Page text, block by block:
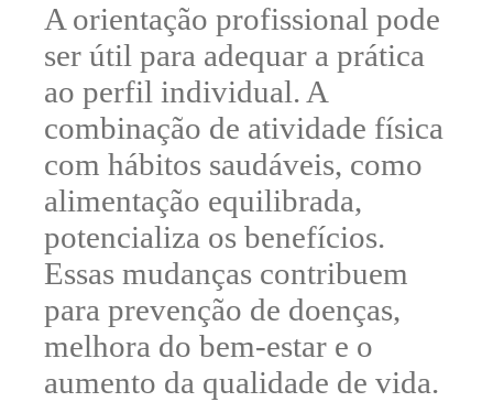
A orientação profissional pode
ser útil para adequar a prática
ao perfil individual. A
combinação de atividade física
com hábitos saudáveis, como
alimentação equilibrada,
potencializa os benefícios.
Essas mudanças contribuem
para prevenção de doenças,
melhora do bem-estar e o
aumento da qualidade de vida.